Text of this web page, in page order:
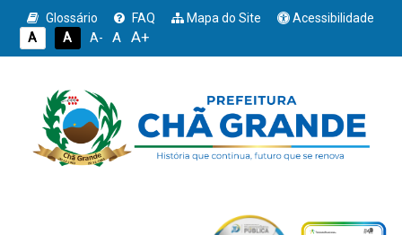
Glossário FAQ Mapa do Site
Acessibilidade
A
A A- A A+